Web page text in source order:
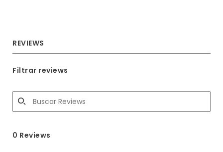
REVIEWS
Filtrar reviews
0 Reviews